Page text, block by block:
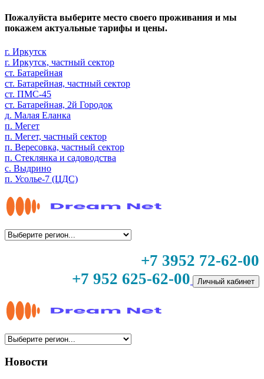
Пожалуйста выберите место своего проживания и мы
покажем актуальные тарифы и цены.
г. Иркутск
г. Иркутск, частный сектор
ст. Батарейная
ст. Батарейная, частный сектор
ст. ПМС-45
ст. Батарейная, 2й Городок
д. Малая Еланка
п. Мегет
п. Мегет, частный сектор
п. Вересовка, частный сектор
п. Стеклянка и садоводства
с. Выдрино
п. Усолье-7 (ЦДС)
+7 3952 72-62-00
+7 952 625-62-00
Личный кабинет
Новости